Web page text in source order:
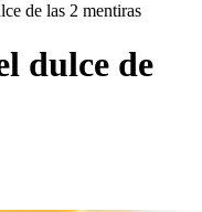
de las 2 mentiras
dulce de